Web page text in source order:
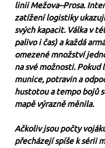
linii Mežova–Prosa.
zatížení logistiky
svých kapacit. Válka v
palivo i čas) a každá
omezené množství
na své možnosti.
munice, potravin a
hustotou a tempo bojů
mapě výrazně měnila.
Ačkoliv jsou počty
přecházejí spíše k sérii